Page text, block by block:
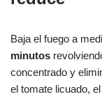
Baja el fuego a
minutos
concentrado y
el tomate licuado,